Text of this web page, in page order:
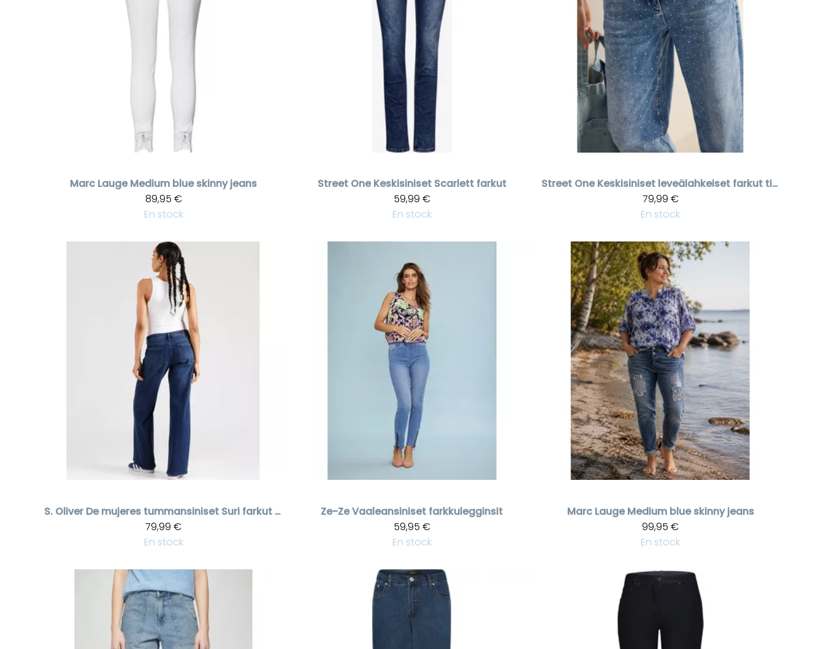
Marc Lauge Medium blue skinny jeans
89,95 €
En stock
Street One Keskisiniset Scarlett farkut
59,99 €
En stock
Street One
Keskisiniset leveälahkeiset farkut timanttikoristeilla
79,99 €
En stock
S. Oliver
De mujeres tummansiniset Suri farkut leveällä lahkeella
79,99 €
En stock
Ze-ZeVaaleansiniset farkkulegginsit
59,95 €
En stock
Marc Lauge Medium blue skinny jeans
99,95 €
En stock